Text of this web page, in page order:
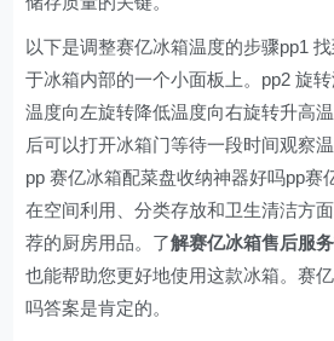
以下是调整赛亿冰箱温度的步骤pp1
于冰箱内部的一个小面板上。pp2 旋
温度向左旋转降低温度向右旋转升高
后可以打开冰箱门等待一段时间观察
pp 赛亿冰箱配菜盘收纳神器好吗pp赛
在空间利用、分类存放和卫生清洁方
荐的厨房用品。了解赛亿冰箱售后服
也能帮助您更好地使用这款冰箱。赛
吗答案是肯定的。